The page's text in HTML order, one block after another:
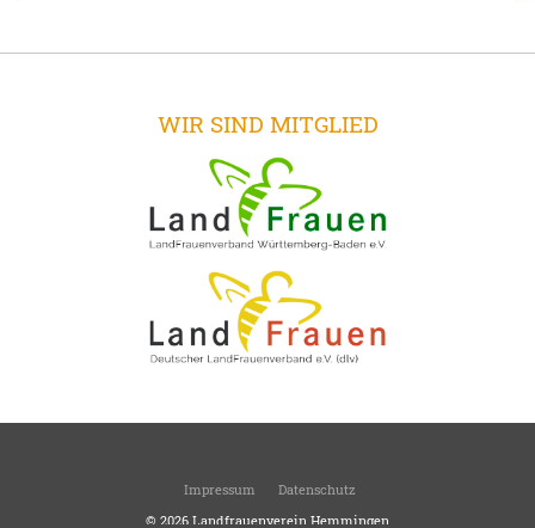
WIR SIND MITGLIED
Impressum
Datenschutz
© 2026 Landfrauenverein Hemmingen